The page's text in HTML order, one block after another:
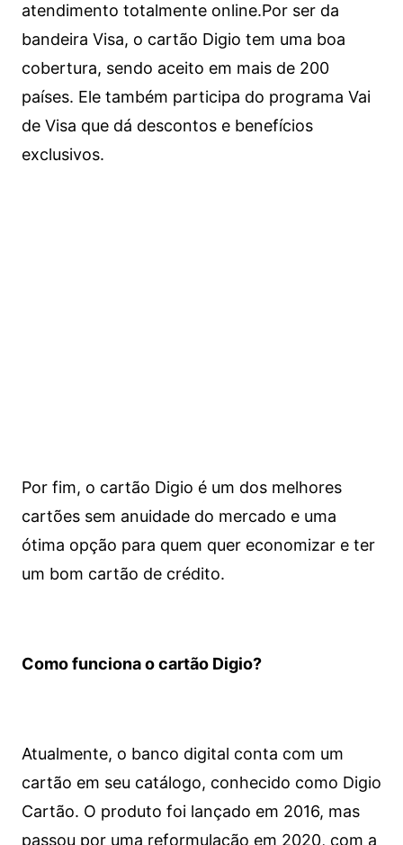
atendimento totalmente online.Por ser da
bandeira Visa, o cartão Digio tem uma boa
cobertura, sendo aceito em mais de 200
países. Ele também participa do programa Vai
de Visa que dá descontos e benefícios
exclusivos.
Por fim, o cartão Digio é um dos melhores
cartões sem anuidade do mercado e uma
ótima opção para quem quer economizar e ter
um bom cartão de crédito.
Como funciona o cartão Digio?
Atualmente, o banco digital conta com um
cartão em seu catálogo, conhecido como Digio
Cartão. O produto foi lançado em 2016, mas
passou por uma reformulação em 2020, com a